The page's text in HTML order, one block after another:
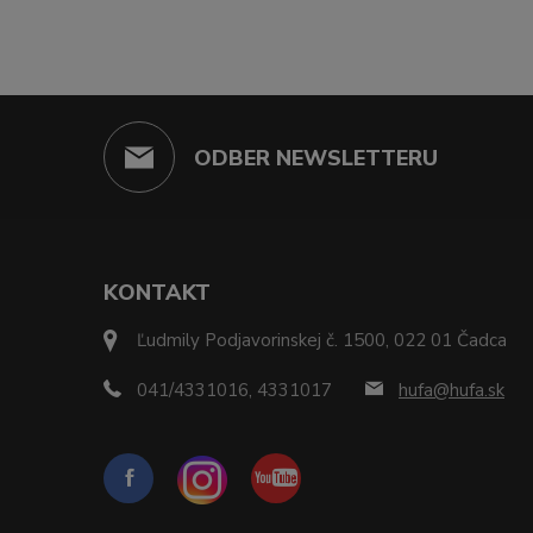
ODBER NEWSLETTERU
KONTAKT
Ľudmily Podjavorinskej č. 1500, 022 01 Čadca
041/4331016, 4331017 hufa@hufa.sk